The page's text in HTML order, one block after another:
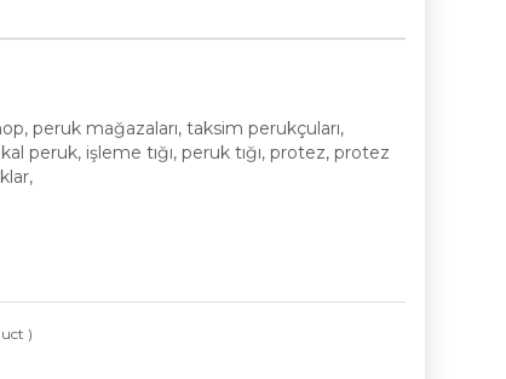
peruk mağazaları, taksim perukçuları,
peruk, işleme tığı, peruk tığı, protez, protez
)